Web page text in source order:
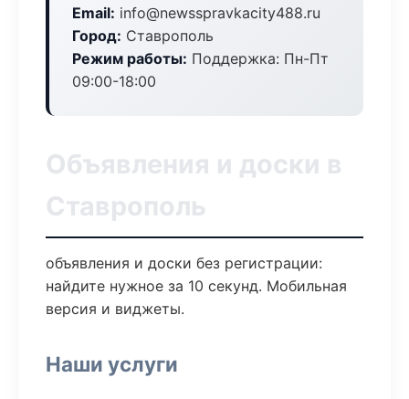
Email: info@newsspravkacity488.ru
Город: Ставрополь
Режим работы: Поддержка: Пн-Пт
09:00-18:00
Объявления и доски в
Ставрополь
объявления и доски без регистрации:
найдите нужное за 10 секунд. Мобильная
версия и виджеты.
Наши услуги